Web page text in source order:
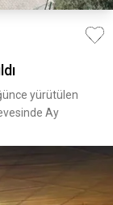
yürütülen
Ay